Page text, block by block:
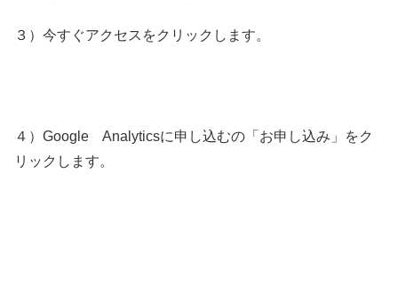
３）今すぐアクセスをクリックします。
４）Google Analyticsに申し込むの「お申し込み」をク
リックします。